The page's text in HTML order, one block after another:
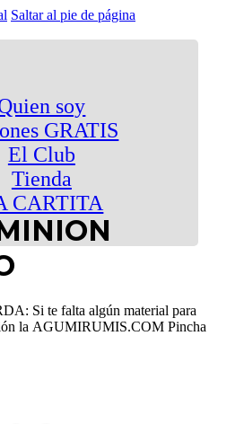
Saltar al pie de página
soy
GRATIS
El Club
Tienda
CARTITA
Si te falta algún material para
la AGUMIRUMIS.COM Pincha